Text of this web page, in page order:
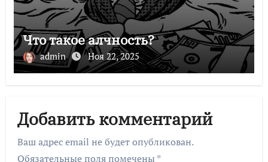
Что такое алчность?
admin Ноя 22, 2025
Добавить комментарий
Ваш адрес email не будет опубликован.
Обязательные поля помечены *